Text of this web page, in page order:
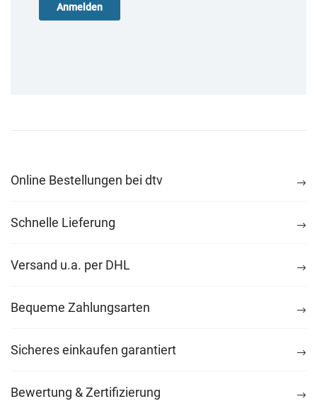
Online Bestellungen bei dtv
Schnelle Lieferung
Versand u.a. per DHL
Bequeme Zahlungsarten
Sicheres einkaufen garantiert
Bewertung & Zertifizierung